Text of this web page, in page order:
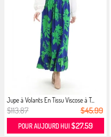
Jupe à Volants En Tissu Viscose à T...
$113.87 $45.99
POUR AUJOURD HUI $27.59